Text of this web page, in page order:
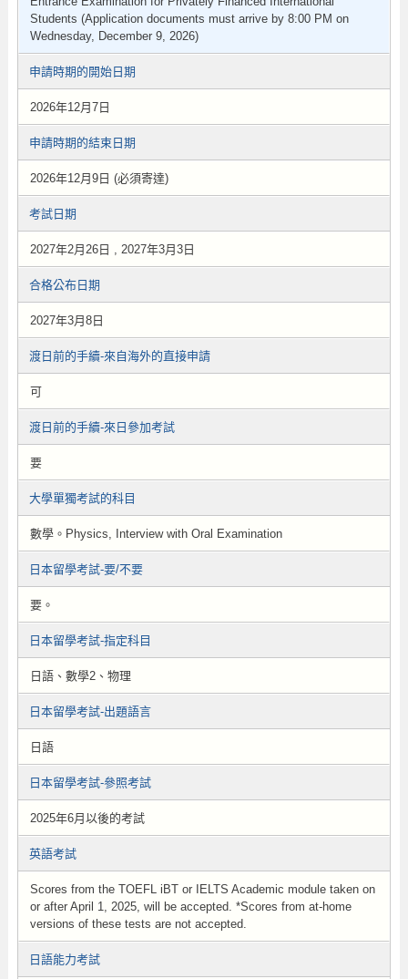
Students (Application documents must arrive by 8:00 PM on
Wednesday, December 9, 2026)
申請時期的開始日期
2026年12月7日
申請時期的結束日期
2026年12月9日 (必須寄達)
考試日期
2027年2月26日 , 2027年3月3日
合格公布日期
2027年3月8日
渡日前的手續-來自海外的直接申請
可
渡日前的手續-來日參加考試
要
大學單獨考試的科目
數學。Physics, Interview with Oral Examination
日本留學考試-要/不要
要。
日本留學考試-指定科目
日語、數學2、物理
日本留學考試-出題語言
日語
日本留學考試-參照考試
2025年6月以後的考試
英語考試
Scores from the TOEFL iBT or IELTS Academic module taken on
or after April 1, 2025, will be accepted. *Scores from at-home
versions of these tests are not accepted.
日語能力考試